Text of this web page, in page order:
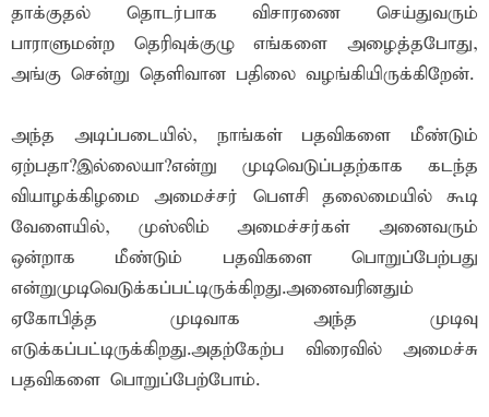
தாக்குதல் தொடர்பாக விசாரணை செய்துவரும்
பாராளுமன்ற தெரிவுக்குழு எங்களை அழைத்தபோது,
அங்கு சென்று தெளிவான பதிலை வழங்கியிருக்கிறேன்.
அந்த அடிப்படையில், நாங்கள் பதவிகளை மீண்டும்
ஏற்பதா?இல்லையா?என்று முடிவெடுப்பதற்காக கடந்த
வியாழக்கிழமை அமைச்சர் பௌசி தலைமையில் கூடி
வேளையில், முஸ்லிம் அமைச்சர்கள் அனைவரும்
ஒன்றாக மீண்டும் பதவிகளை பொறுப்பேற்பது
என்றுமுடிவெடுக்கப்பட்டிருக்கிறது.அனைவரினதும்
ஏகோபித்த முடிவாக அந்த முடிவு
எடுக்கப்பட்டிருக்கிறது.அதற்கேற்ப விரைவில் அமைச்சு
பதவிகளை பொறுப்பேற்போம்.